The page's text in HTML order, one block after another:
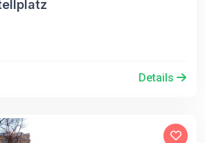
Details